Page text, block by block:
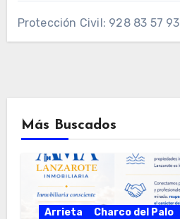
Protección Civil: 928 83 57 93
Más Buscados
Arrieta Charco del Palo